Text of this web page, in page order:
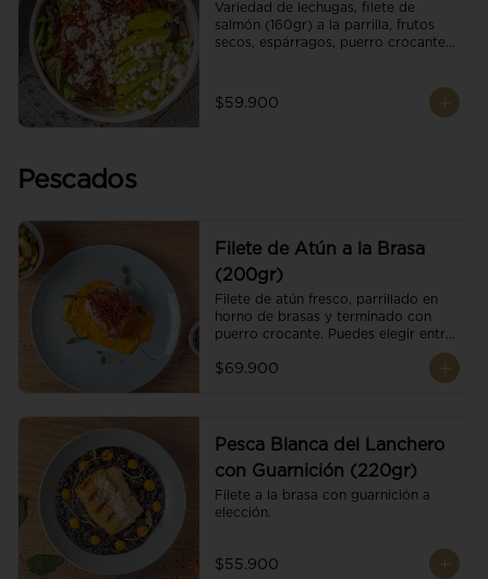
Variedad de lechugas, filete de
salmón (160gr) a la parrilla, frutos
secos, espárragos, puerro crocante,
$59.900
Pescados
Filete de Atún a la Brasa
(200gr)
Filete de atún fresco, parrillado en
horno de brasas y terminado con
puerro crocante. Puedes elegir entre
$69.900
Pesca Blanca del Lanchero
con Guarnición (220gr)
Filete a la brasa con guarnición a
elección.
$55.900